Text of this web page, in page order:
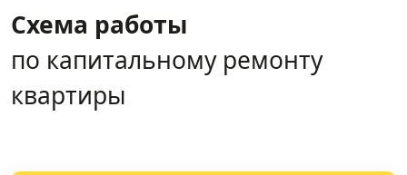
Схема работы
по капитальному ремонту
квартиры